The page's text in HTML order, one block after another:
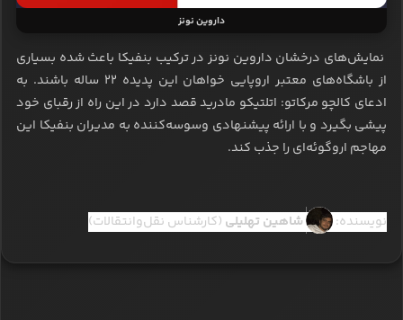
داروین نونز
نمایش‌های درخشان داروین نونز در ترکیب بنفیکا باعث شده بسیاری
از باشگاه‌های معتبر اروپایی خواهان این پدیده 22 ساله باشند. به
ادعای کالچو مرکاتو: اتلتیکو مادرید قصد دارد در این راه از رقبای خود
پیشی بگیرد و با ارائه پیشنهادی وسوسه‌کننده به مدیران بنفیکا این
مهاجم اروگوئه‌ای را جذب کند.
نویسنده: شاهین تهلیلی (کارشناس نقل‌وانتقالات)